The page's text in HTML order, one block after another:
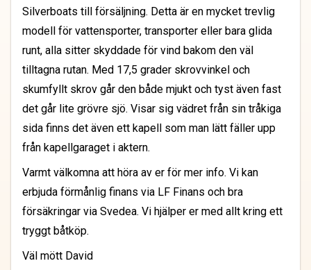
Silverboats till försäljning. Detta är en mycket trevlig
modell för vattensporter, transporter eller bara glida
runt, alla sitter skyddade för vind bakom den väl
tilltagna rutan. Med 17,5 grader skrovvinkel och
skumfyllt skrov går den både mjukt och tyst även fast
det går lite grövre sjö. Visar sig vädret från sin tråkiga
sida finns det även ett kapell som man lätt fäller upp
från kapellgaraget i aktern.
Varmt välkomna att höra av er för mer info. Vi kan
erbjuda förmånlig finans via LF Finans och bra
försäkringar via Svedea. Vi hjälper er med allt kring ett
tryggt båtköp.
Väl mött David